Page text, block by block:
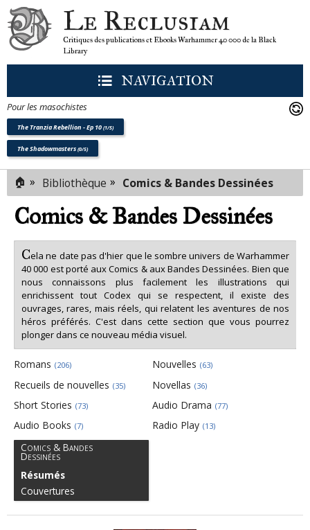
Le Reclusiam
Critiques des publications et Ebooks Warhammer 40 000 de la Black
Library
NAVIGATION
Pour les masochistes
The Tranzia Rebellion - Ep 10 (1/5)
The Shadowmasters (0/5)
🏠 » Bibliothèque » Comics & Bandes Dessinées
Comics & Bandes Dessinées
Cela ne date pas d'hier que le sombre univers de Warhammer
40 000 est porté aux Comics & aux Bandes Dessinées. Bien que
nous connaissons plus facilement les illustrations qui
enrichissent tout Codex qui se respectent, il existe des
ouvrages, rares, mais réels, qui relatent les aventures de nos
héros préférés. C'est dans cette section que vous pourrez
plonger dans ce nouveau média visuel.
Romans (206) Nouvelles (63)
Recueils de nouvelles (35) Novellas (36)
Short Stories (73) Audio Drama (77)
Audio Books (7) Radio Play (13)
Comics & Bandes
Dessinées
Résumés
Couvertures